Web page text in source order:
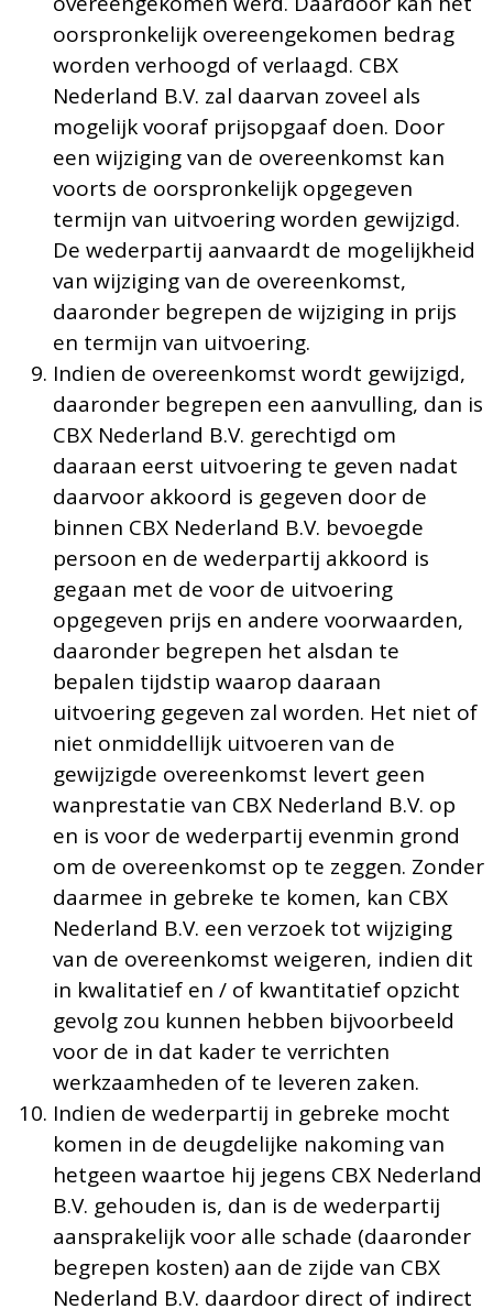
oorspronkelijk overeengekomen bedrag
worden verhoogd of verlaagd. CBX
Nederland B.V. zal daarvan zoveel als
mogelijk vooraf prijsopgaaf doen. Door
een wijziging van de overeenkomst kan
voorts de oorspronkelijk opgegeven
termijn van uitvoering worden gewijzigd.
De wederpartij aanvaardt de mogelijkheid
van wijziging van de overeenkomst,
daaronder begrepen de wijziging in prijs
en termijn van uitvoering.
Indien de overeenkomst wordt gewijzigd,
daaronder begrepen een aanvulling, dan is
CBX Nederland B.V. gerechtigd om
daaraan eerst uitvoering te geven nadat
daarvoor akkoord is gegeven door de
binnen CBX Nederland B.V. bevoegde
persoon en de wederpartij akkoord is
gegaan met de voor de uitvoering
opgegeven prijs en andere voorwaarden,
daaronder begrepen het alsdan te
bepalen tijdstip waarop daaraan
uitvoering gegeven zal worden. Het niet of
niet onmiddellijk uitvoeren van de
gewijzigde overeenkomst levert geen
wanprestatie van CBX Nederland B.V. op
en is voor de wederpartij evenmin grond
om de overeenkomst op te zeggen. Zonder
daarmee in gebreke te komen, kan CBX
Nederland B.V. een verzoek tot wijziging
van de overeenkomst weigeren, indien dit
in kwalitatief en / of kwantitatief opzicht
gevolg zou kunnen hebben bijvoorbeeld
voor de in dat kader te verrichten
werkzaamheden of te leveren zaken.
Indien de wederpartij in gebreke mocht
komen in de deugdelijke nakoming van
hetgeen waartoe hij jegens CBX Nederland
B.V. gehouden is, dan is de wederpartij
aansprakelijk voor alle schade (daaronder
begrepen kosten) aan de zijde van CBX
Nederland B.V. daardoor direct of indirect